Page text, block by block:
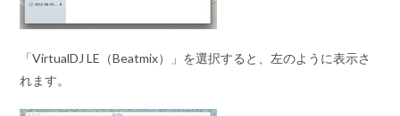
「VirtualDJ LE（Beatmix）」を選択すると、左のように表示さ
れます。